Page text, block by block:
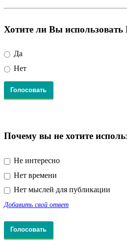
Хотите ли Вы
Да
Нет
Почему вы не хотите
Не интересно
Нет времени
Нет мыслей для публикации
Добавить свой ответ